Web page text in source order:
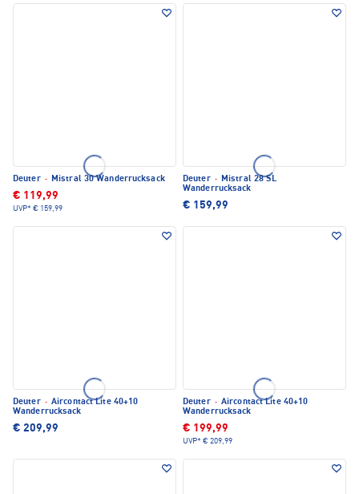
Deuter · Mistral 30 Wanderrucksack
€ 119,99
UVP* € 159,99
Deuter · Mistral 28 SL
Wanderrucksack
€ 159,99
Deuter · Aircontact Lite 40+10
Wanderrucksack
€ 209,99
Deuter · Aircontact Lite 40+10
Wanderrucksack
€ 199,99
UVP* € 209,99